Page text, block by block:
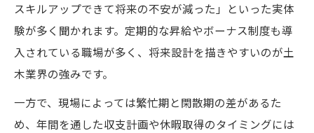
スキルアップできて将来の不安が減った」といった実体
験が多く聞かれます。定期的な昇給やボーナス制度も導
入されている職場が多く、将来設計を描きやすいのが土
木業界の強みです。
一方で、現場によっては繁忙期と閑散期の差があるた
め、年間を通した収支計画や休暇取得のタイミングには